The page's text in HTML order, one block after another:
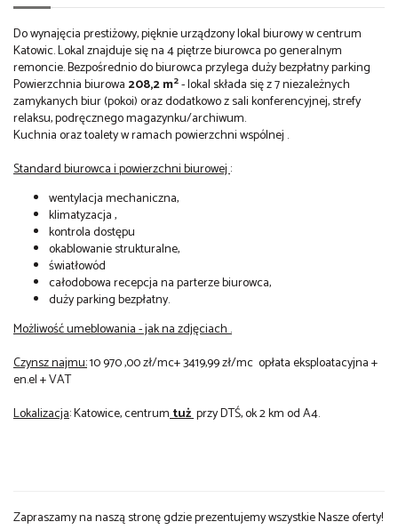
Do wynajęcia prestiżowy, pięknie urządzony lokal biurowy w centrum
Katowic. Lokal znajduje się na 4 piętrze biurowca po generalnym
remoncie. Bezpośrednio do biurowca przylega duży bezpłatny parking
Powierzchnia biurowa 208,2m2- lokal składa się z 7 niezależnych
zamykanych biur (pokoi) oraz dodatkowo z sali konferencyjnej, strefy
relaksu, podręcznego magazynku/archiwum.
Kuchnia oraz toalety w ramach powierzchni wspólnej .
Standard biurowca i powierzchni biurowej:
wentylacja mechaniczna,
klimatyzacja ,
kontrola dostępu
okablowanie strukturalne,
światłowód
całodobowa recepcja na parterze biurowca,
duży parking bezpłatny.
Możliwość umeblowania - jak na zdjęciach .
Czynsz najmu:10 970 ,00 zł/mc+ 3419,99 zł/mc opłata eksploatacyjna +
en.el + VAT
Lokalizacja: Katowice, centrumtużprzy DTŚ, ok 2 km od A4.
Zapraszamy na naszą stronę gdzie prezentujemy wszystkie Nasze oferty!